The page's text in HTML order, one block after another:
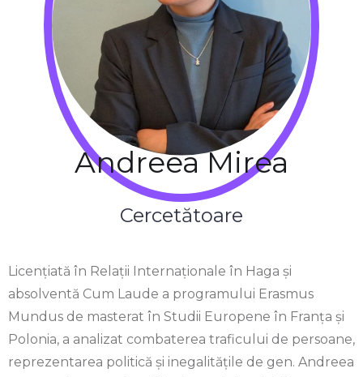
Andreea Mirea
Cercetătoare
Licențiată în Relații Internaționale în Haga și
absolventă Cum Laude a programului Erasmus
Mundus de masterat în Studii Europene în Franța și
Polonia, a analizat combaterea traficului de persoane,
reprezentarea politică și inegalitățile de gen. Andreea